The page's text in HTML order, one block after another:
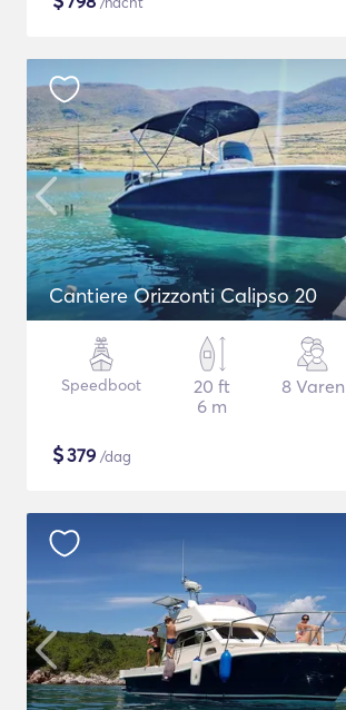
Cantiere Orizzonti Calipso 20
Speedboot
20 ft
6 m
8 Varen
$379 /dag